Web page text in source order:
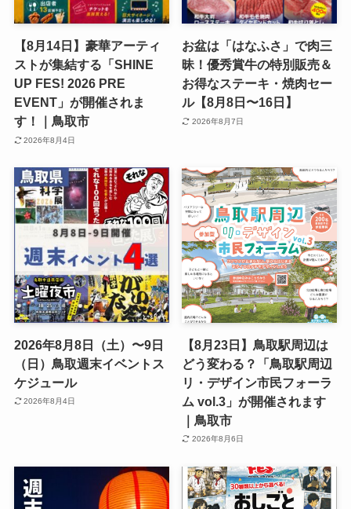
【8月14日】豪華アーティ
ストが集結する「SHINE
UP FES! 2026 PRE
EVENT」が開催されま
す！｜鳥取市
2026年8月4日
お盆は「はなふさ」で肉三
昧！優秀賞牛の特別販売＆
お得なステーキ・焼肉セー
ル【8月8日〜16日】
2026年8月7日
2026年8月8日（土）〜9日
（日）鳥取週末イベントス
ケジュール
2026年8月4日
【8月23日】鳥取駅周辺は
どう変わる？「鳥取駅周辺
リ・デザイン市民フォーラ
ム vol.3」が開催されます
｜鳥取市
2026年8月6日